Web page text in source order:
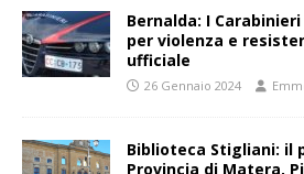
Bernalda: I
per violenza e
ufficiale
26 Gennaio 2024
Biblioteca Stigliani: il
Provincia di Matera,